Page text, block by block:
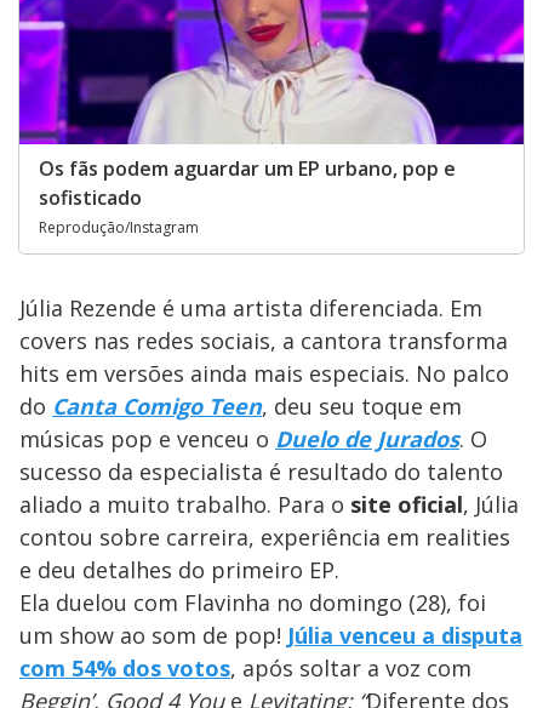
Os fãs podem aguardar um EP urbano, pop e
sofisticado
Reprodução/Instagram
Júlia Rezende é uma artista diferenciada. Em
covers nas redes sociais, a cantora transforma
hits em versões ainda mais especiais. No palco
do Canta Comigo Teen, deu seu toque em
músicas pop e venceu o Duelo de Jurados. O
sucesso da especialista é resultado do talento
aliado a muito trabalho. Para o site oficial, Júlia
contou sobre carreira, experiência em realities
e deu detalhes do primeiro EP.
Ela duelou com Flavinha no domingo (28), foi
um show ao som de pop! Júlia venceu a disputa
com 54% dos votos, após soltar a voz com
Beggin’, Good 4 You e Levitating: “Diferente dos